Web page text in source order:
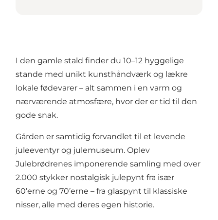
I den gamle stald finder du 10–12 hyggelige
stande med unikt kunsthåndværk og lækre
lokale fødevarer – alt sammen i en varm og
nærværende atmosfære, hvor der er tid til den
gode snak.
Gården er samtidig forvandlet til et levende
juleeventyr og julemuseum. Oplev
Julebrødrenes imponerende samling med over
2.000 stykker nostalgisk julepynt fra især
60’erne og 70’erne – fra glaspynt til klassiske
nisser, alle med deres egen historie.